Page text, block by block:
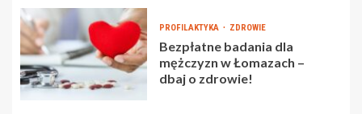
PROFILAKTYKA ZDROWIE
Bezpłatne badania dla
mężczyzn w Łomazach –
dbaj o zdrowie!